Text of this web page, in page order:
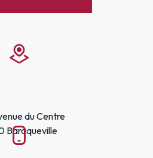
du Centre
Baraqueville